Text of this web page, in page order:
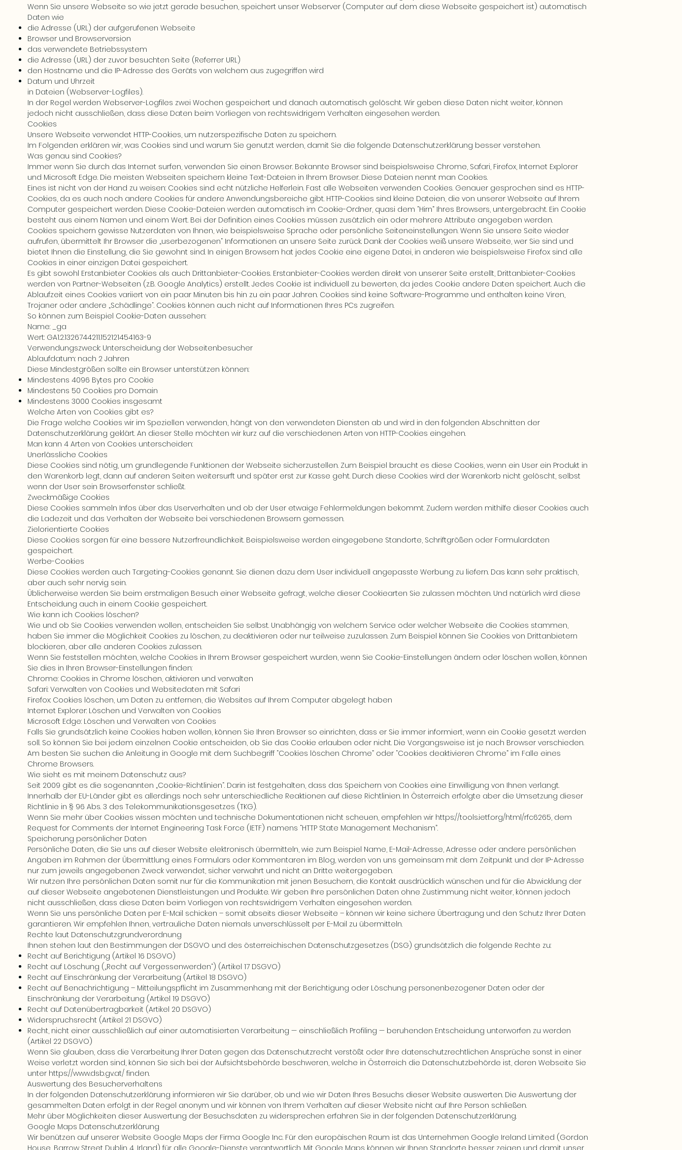
Wenn Sie unsere Webseite so wie jetzt gerade besuchen, speichert unser Webserver (Computer auf dem diese Webseite gespeichert ist) automatisch
Daten wie
die Adresse (URL) der aufgerufenen Webseite
Browser und Browserversion
das verwendete Betriebssystem
die Adresse (URL) der zuvor besuchten Seite (Referrer URL)
den Hostname und die IP-Adresse des Geräts von welchem aus zugegriffen wird
Datum und Uhrzeit
in Dateien (Webserver-Logfiles).
In der Regel werden Webserver-Logfiles zwei Wochen gespeichert und danach automatisch gelöscht. Wir geben diese Daten nicht weiter, können
jedoch nicht ausschließen, dass diese Daten beim Vorliegen von rechtswidrigem Verhalten eingesehen werden.
Cookies
Unsere Webseite verwendet HTTP-Cookies, um nutzerspezifische Daten zu speichern.
Im Folgenden erklären wir, was Cookies sind und warum Sie genutzt werden, damit Sie die folgende Datenschutzerklärung besser verstehen.
Was genau sind Cookies?
Immer wenn Sie durch das Internet surfen, verwenden Sie einen Browser. Bekannte Browser sind beispielsweise Chrome, Safari, Firefox, Internet Explorer
und Microsoft Edge. Die meisten Webseiten speichern kleine Text-Dateien in Ihrem Browser. Diese Dateien nennt man Cookies.
Eines ist nicht von der Hand zu weisen: Cookies sind echt nützliche Helferlein. Fast alle Webseiten verwenden Cookies. Genauer gesprochen sind es HTTP-
Cookies, da es auch noch andere Cookies für andere Anwendungsbereiche gibt. HTTP-Cookies sind kleine Dateien, die von unserer Webseite auf Ihrem
Computer gespeichert werden. Diese Cookie-Dateien werden automatisch im Cookie-Ordner, quasi dem “Hirn” Ihres Browsers, untergebracht. Ein Cookie
besteht aus einem Namen und einem Wert. Bei der Definition eines Cookies müssen zusätzlich ein oder mehrere Attribute angegeben werden.
Cookies speichern gewisse Nutzerdaten von Ihnen, wie beispielsweise Sprache oder persönliche Seiteneinstellungen. Wenn Sie unsere Seite wieder
aufrufen, übermittelt Ihr Browser die „userbezogenen“ Informationen an unsere Seite zurück. Dank der Cookies weiß unsere Webseite, wer Sie sind und
bietet Ihnen die Einstellung, die Sie gewohnt sind. In einigen Browsern hat jedes Cookie eine eigene Datei, in anderen wie beispielsweise Firefox sind alle
Cookies in einer einzigen Datei gespeichert.
Es gibt sowohl Erstanbieter Cookies als auch Drittanbieter-Cookies. Erstanbieter-Cookies werden direkt von unserer Seite erstellt, Drittanbieter-Cookies
werden von Partner-Webseiten (z.B. Google Analytics) erstellt. Jedes Cookie ist individuell zu bewerten, da jedes Cookie andere Daten speichert. Auch die
Ablaufzeit eines Cookies variiert von ein paar Minuten bis hin zu ein paar Jahren. Cookies sind keine Software-Programme und enthalten keine Viren,
Trojaner oder andere „Schädlinge“. Cookies können auch nicht auf Informationen Ihres PCs zugreifen.
So können zum Beispiel Cookie-Daten aussehen:
Name: _ga
Wert: GA1.2.1326744211.152121454163-9
Verwendungszweck: Unterscheidung der Webseitenbesucher
Ablaufdatum: nach 2 Jahren
Diese Mindestgrößen sollte ein Browser unterstützen können:
Mindestens 4096 Bytes pro Cookie
Mindestens 50 Cookies pro Domain
Mindestens 3000 Cookies insgesamt
Welche Arten von Cookies gibt es?
Die Frage welche Cookies wir im Speziellen verwenden, hängt von den verwendeten Diensten ab und wird in den folgenden Abschnitten der
Datenschutzerklärung geklärt. An dieser Stelle möchten wir kurz auf die verschiedenen Arten von HTTP-Cookies eingehen.
Man kann 4 Arten von Cookies unterscheiden:
Unerlässliche Cookies
Diese Cookies sind nötig, um grundlegende Funktionen der Webseite sicherzustellen. Zum Beispiel braucht es diese Cookies, wenn ein User ein Produkt in
den Warenkorb legt, dann auf anderen Seiten weitersurft und später erst zur Kasse geht. Durch diese Cookies wird der Warenkorb nicht gelöscht, selbst
wenn der User sein Browserfenster schließt.
Zweckmäßige Cookies
Diese Cookies sammeln Infos über das Userverhalten und ob der User etwaige Fehlermeldungen bekommt. Zudem werden mithilfe dieser Cookies auch
die Ladezeit und das Verhalten der Webseite bei verschiedenen Browsern gemessen.
Zielorientierte Cookies
Diese Cookies sorgen für eine bessere Nutzerfreundlichkeit. Beispielsweise werden eingegebene Standorte, Schriftgrößen oder Formulardaten
gespeichert.
Werbe-Cookies
Diese Cookies werden auch Targeting-Cookies genannt. Sie dienen dazu dem User individuell angepasste Werbung zu liefern. Das kann sehr praktisch,
aber auch sehr nervig sein.
Üblicherweise werden Sie beim erstmaligen Besuch einer Webseite gefragt, welche dieser Cookiearten Sie zulassen möchten. Und natürlich wird diese
Entscheidung auch in einem Cookie gespeichert.
Wie kann ich Cookies löschen?
Wie und ob Sie Cookies verwenden wollen, entscheiden Sie selbst. Unabhängig von welchem Service oder welcher Webseite die Cookies stammen,
haben Sie immer die Möglichkeit Cookies zu löschen, zu deaktivieren oder nur teilweise zuzulassen. Zum Beispiel können Sie Cookies von Drittanbietern
blockieren, aber alle anderen Cookies zulassen.
Wenn Sie feststellen möchten, welche Cookies in Ihrem Browser gespeichert wurden, wenn Sie Cookie-Einstellungen ändern oder löschen wollen, können
Sie dies in Ihren Browser-Einstellungen finden:
Chrome: Cookies in Chrome löschen, aktivieren und verwalten
Safari: Verwalten von Cookies und Websitedaten mit Safari
Firefox: Cookies löschen, um Daten zu entfernen, die Websites auf Ihrem Computer abgelegt haben
Internet Explorer: Löschen und Verwalten von Cookies
Microsoft Edge: Löschen und Verwalten von Cookies
Falls Sie grundsätzlich keine Cookies haben wollen, können Sie Ihren Browser so einrichten, dass er Sie immer informiert, wenn ein Cookie gesetzt werden
soll. So können Sie bei jedem einzelnen Cookie entscheiden, ob Sie das Cookie erlauben oder nicht. Die Vorgangsweise ist je nach Browser verschieden.
Am besten Sie suchen die Anleitung in Google mit dem Suchbegriff “Cookies löschen Chrome” oder “Cookies deaktivieren Chrome” im Falle eines
Chrome Browsers.
Wie sieht es mit meinem Datenschutz aus?
Seit 2009 gibt es die sogenannten „Cookie-Richtlinien“. Darin ist festgehalten, dass das Speichern von Cookies eine Einwilligung von Ihnen verlangt.
Innerhalb der EU-Länder gibt es allerdings noch sehr unterschiedliche Reaktionen auf diese Richtlinien. In Österreich erfolgte aber die Umsetzung dieser
Richtlinie in § 96 Abs. 3 des Telekommunikationsgesetzes (TKG).
Wenn Sie mehr über Cookies wissen möchten und technische Dokumentationen nicht scheuen, empfehlen wir https://tools.ietf.org/html/rfc6265, dem
Request for Comments der Internet Engineering Task Force (IETF) namens “HTTP State Management Mechanism”.
Speicherung persönlicher Daten
Persönliche Daten, die Sie uns auf dieser Website elektronisch übermitteln, wie zum Beispiel Name, E-Mail-Adresse, Adresse oder andere persönlichen
Angaben im Rahmen der Übermittlung eines Formulars oder Kommentaren im Blog, werden von uns gemeinsam mit dem Zeitpunkt und der IP-Adresse
nur zum jeweils angegebenen Zweck verwendet, sicher verwahrt und nicht an Dritte weitergegeben.
Wir nutzen Ihre persönlichen Daten somit nur für die Kommunikation mit jenen Besuchern, die Kontakt ausdrücklich wünschen und für die Abwicklung der
auf dieser Webseite angebotenen Dienstleistungen und Produkte. Wir geben Ihre persönlichen Daten ohne Zustimmung nicht weiter, können jedoch
nicht ausschließen, dass diese Daten beim Vorliegen von rechtswidrigem Verhalten eingesehen werden.
Wenn Sie uns persönliche Daten per E-Mail schicken – somit abseits dieser Webseite – können wir keine sichere Übertragung und den Schutz Ihrer Daten
garantieren. Wir empfehlen Ihnen, vertrauliche Daten niemals unverschlüsselt per E-Mail zu übermitteln.
Rechte laut Datenschutzgrundverordnung
Ihnen stehen laut den Bestimmungen der DSGVO und des österreichischen Datenschutzgesetzes (DSG) grundsätzlich die folgende Rechte zu:
Recht auf Berichtigung (Artikel 16 DSGVO)
Recht auf Löschung („Recht auf Vergessenwerden“) (Artikel 17 DSGVO)
Recht auf Einschränkung der Verarbeitung (Artikel 18 DSGVO)
Recht auf Benachrichtigung – Mitteilungspflicht im Zusammenhang mit der Berichtigung oder Löschung personenbezogener Daten oder der
Einschränkung der Verarbeitung (Artikel 19 DSGVO)
Recht auf Datenübertragbarkeit (Artikel 20 DSGVO)
Widerspruchsrecht (Artikel 21 DSGVO)
Recht, nicht einer ausschließlich auf einer automatisierten Verarbeitung — einschließlich Profiling — beruhenden Entscheidung unterworfen zu werden
(Artikel 22 DSGVO)
Wenn Sie glauben, dass die Verarbeitung Ihrer Daten gegen das Datenschutzrecht verstößt oder Ihre datenschutzrechtlichen Ansprüche sonst in einer
Weise verletzt worden sind, können Sie sich bei der Aufsichtsbehörde beschweren, welche in Österreich die Datenschutzbehörde ist, deren Webseite Sie
unter https://www.dsb.gv.at/ finden.
Auswertung des Besucherverhaltens
In der folgenden Datenschutzerklärung informieren wir Sie darüber, ob und wie wir Daten Ihres Besuchs dieser Website auswerten. Die Auswertung der
gesammelten Daten erfolgt in der Regel anonym und wir können von Ihrem Verhalten auf dieser Website nicht auf Ihre Person schließen.
Mehr über Möglichkeiten dieser Auswertung der Besuchsdaten zu widersprechen erfahren Sie in der folgenden Datenschutzerklärung.
Google Maps Datenschutzerklärung
Wir benützen auf unserer Website Google Maps der Firma Google Inc. Für den europäischen Raum ist das Unternehmen Google Ireland Limited (Gordon
House, Barrow Street Dublin 4, Irland) für alle Google-Dienste verantwortlich. Mit Google Maps können wir Ihnen Standorte besser zeigen und damit unser